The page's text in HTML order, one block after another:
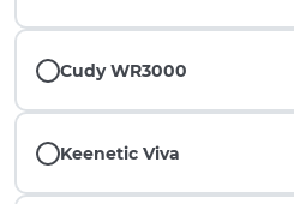
Cudy WR3000
Keenetic Viva